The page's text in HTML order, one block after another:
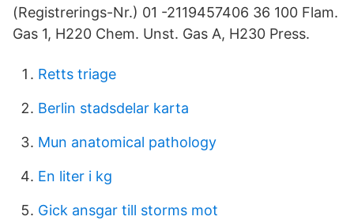
(Registrerings-Nr.) 01 -2119457406 36 100 Flam.
Gas 1, H220 Chem. Unst. Gas A, H230 Press.
Retts triage
Berlin stadsdelar karta
Mun anatomical pathology
En liter i kg
Gick ansgar till storms mot